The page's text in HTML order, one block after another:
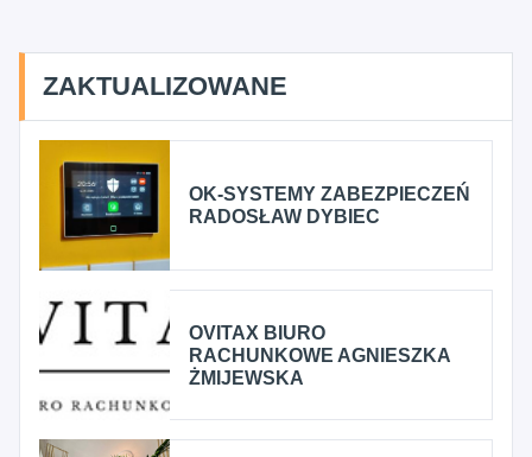
ZAKTUALIZOWANE
OK-SYSTEMY ZABEZPIECZEŃ
RADOSŁAW DYBIEC
OVITAX BIURO
RACHUNKOWE AGNIESZKA
ŻMIJEWSKA